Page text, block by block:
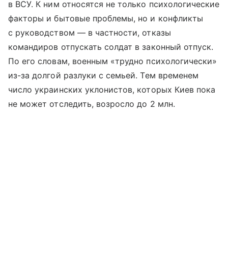
в ВСУ. К ним относятся не только психологические
факторы и бытовые проблемы, но и конфликты
с руководством — в частности, отказы
командиров отпускать солдат в законный отпуск.
По его словам, военным «трудно психологически»
из-за долгой разлуки с семьей. Тем временем
число украинских уклонистов, которых Киев пока
не может отследить, возросло до 2 млн.